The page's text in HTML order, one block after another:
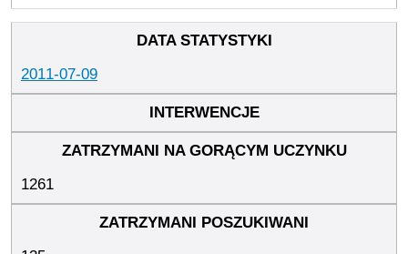
2011-07-09
1261